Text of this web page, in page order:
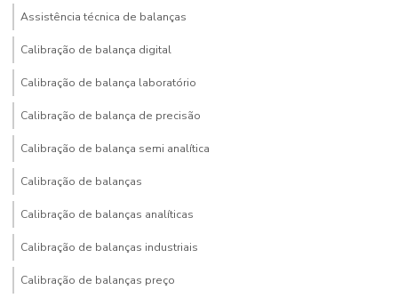
Assistência técnica de balanças
Calibração de balança digital
Calibração de balança laboratório
Calibração de balança de precisão
Calibração de balança semi analítica
Calibração de balanças
Calibração de balanças analíticas
Calibração de balanças industriais
Calibração de balanças preço